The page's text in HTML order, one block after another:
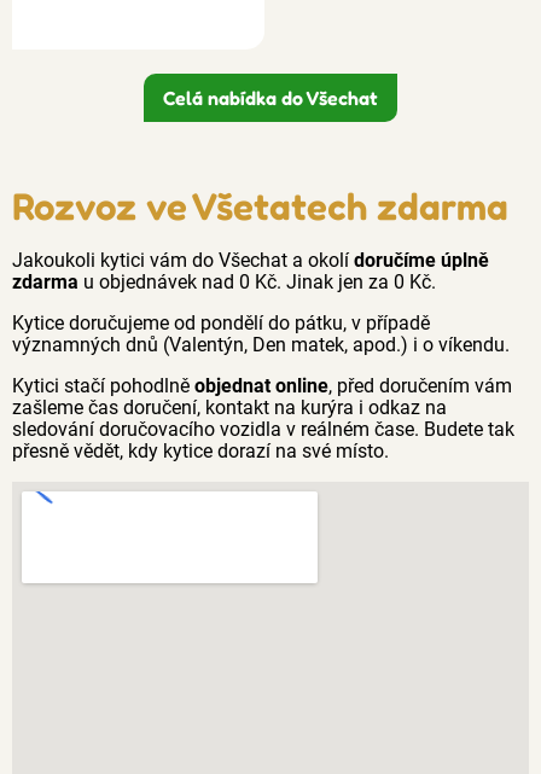
Celá nabídka do Všechat
Rozvoz ve Všetatech zdarma
Jakoukoli kytici vám do Všechat a okolí doručíme úplně
zdarma u objednávek nad 0 Kč. Jinak jen za 0 Kč.
Kytice doručujeme od pondělí do pátku, v případě
významných dnů (Valentýn, Den matek, apod.) i o víkendu.
Kytici stačí pohodlně objednat online, před doručením vám
zašleme čas doručení, kontakt na kurýra i odkaz na
sledování doručovacího vozidla v reálném čase. Budete tak
přesně vědět, kdy kytice dorazí na své místo.